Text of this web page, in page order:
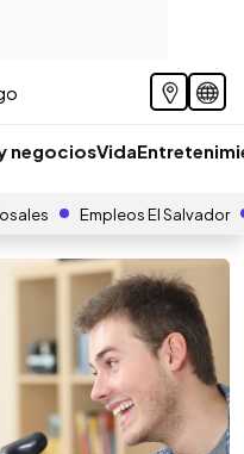
negociosVida
Empleos El Salvador